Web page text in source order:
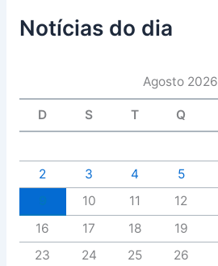
Notícias do dia
Agosto 2026
D S T Q
2
3 4 5
10 11 12
16
17 18 19
23
24 25 26